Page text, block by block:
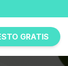
GRATIS